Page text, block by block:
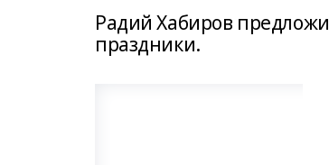
Радий Хабиров
праздники.